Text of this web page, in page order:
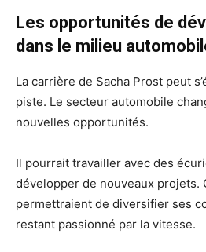
Les opportunités de
dans le milieu
La carrière de Sacha Prost peut
piste. Le secteur automobile
nouvelles opportunités.
Il pourrait travailler avec des
développer de nouveaux projets.
permettraient de diversifier ses
restant passionné par la vitesse.